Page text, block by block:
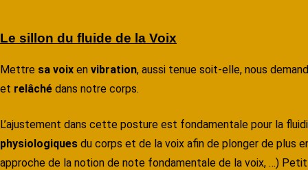
Le sillon du fluide de la Voix
Mettre sa voix en vibration, aussi tenue soit-elle, nous
et relâché dans notre corps.
L’ajustement dans cette posture est fondamentale pour la
physiologiques du corps et de la voix afin de plonger de plus
approche de la notion de note fondamentale de la voix, …)